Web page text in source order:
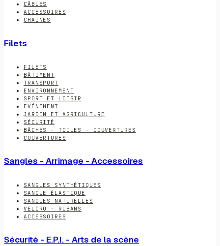
CÂBLES
ACCESSOIRES
CHAINES
Filets
FILETS
BÂTIMENT
TRANSPORT
ENVIRONNEMENT
SPORT ET LOISIR
EVÉNEMENT
JARDIN ET AGRICULTURE
SÉCURITÉ
BÂCHES - TOILES - COUVERTURES
COUVERTURES
Sangles - Arrimage - Accessoires
SANGLES SYNTHÉTIQUES
SANGLE ÉLASTIQUE
SANGLES NATURELLES
VELCRO - RUBANS
ACCESSOIRES
Sécurité - E.P.I. - Arts de la scène